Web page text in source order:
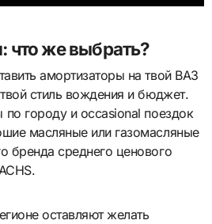
что же выбрать?
амортизаторы на твой ВАЗ
стиль вождения и бюджет.
городу и occasional поездок
масляные или газомасляные
бренда среднего ценового
оставляют желать